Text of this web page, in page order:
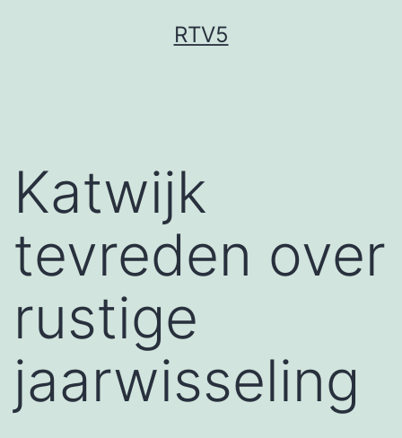
RTV5
Katwijk
tevreden over
rustige
jaarwisseling